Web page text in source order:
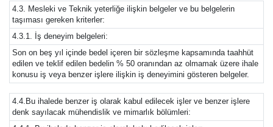
4.3. Mesleki ve Teknik yeterliğe ilişkin belgeler ve bu belgelerin
taşıması gereken kriterler:
4.3.1. İş deneyim belgeleri:
Son on beş yıl içinde bedel içeren bir sözleşme kapsamında taahhüt
edilen ve teklif edilen bedelin % 50 oranından az olmamak üzere ihale
konusu iş veya benzer işlere ilişkin iş deneyimini gösteren belgeler.
4.4.Bu ihalede benzer iş olarak kabul edilecek işler ve benzer işlere
denk sayılacak mühendislik ve mimarlık bölümleri: